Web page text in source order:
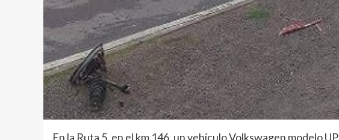
En la Ruta 5, en el km 146, un vehículo Volkswagen modelo